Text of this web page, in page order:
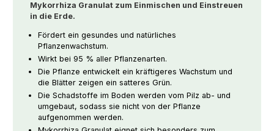
Mykorrhiza Granulat zum Einmischen und Einstreuen
in die Erde.
Fördert ein gesundes und natürliches
Pflanzenwachstum.
Wirkt bei 95 % aller Pflanzenarten.
Die Pflanze entwickelt ein kräftigeres Wachstum und
die Blätter zeigen ein satteres Grün.
Die Schadstoffe im Boden werden vom Pilz ab- und
umgebaut, sodass sie nicht von der Pflanze
aufgenommen werden.